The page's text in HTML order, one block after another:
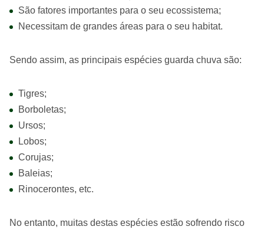
São fatores importantes para o seu ecossistema;
Necessitam de grandes áreas para o seu habitat.
Sendo assim, as principais espécies guarda chuva são:
Tigres;
Borboletas;
Ursos;
Lobos;
Corujas;
Baleias;
Rinocerontes, etc.
No entanto, muitas destas espécies estão sofrendo risco